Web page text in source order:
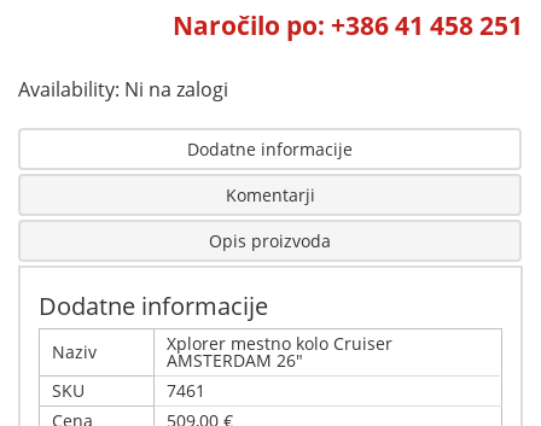
Naročilo po: +386 41 458 251
Availability: Ni na zalogi
Dodatne informacije
Komentarji
Opis proizvoda
Dodatne informacije
Naziv Xplorer mestno kolo Cruiser
AMSTERDAM 26"
SKU
7461
Cena
509,00 €